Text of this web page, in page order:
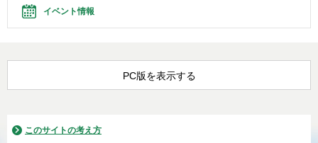
イベント情報
PC版を表示する
このサイトの考え方